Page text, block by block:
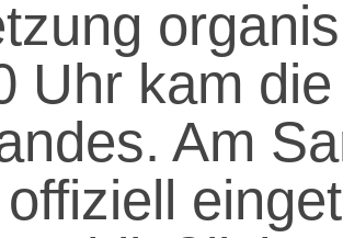
Uhr kam
Am